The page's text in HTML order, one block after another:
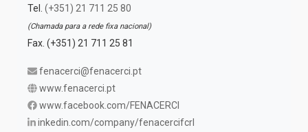
Tel. (+351) 21 711 25 80
(Chamada para a rede fixa nacional)
Fax. (+351) 21 711 25 81
fenacerci@fenacerci.pt
www.fenacerci.pt
www.facebook.com/FENACERCI
inkedin.com/company/fenacercifcrl